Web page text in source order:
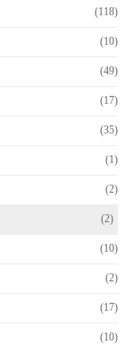
(118)
(10)
(49)
(17)
(35)
(1)
(2)
(2)
(10)
(2)
(17)
(10)